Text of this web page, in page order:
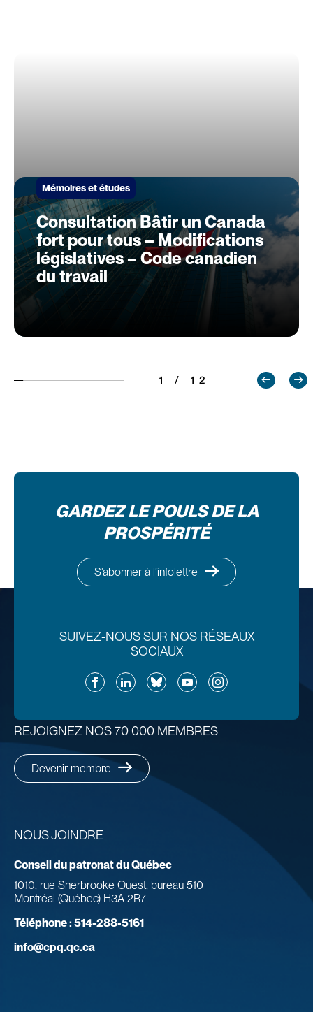
Mémoires et études
Consultation Bâtir un Canada
fort pour tous – Modifications
législatives – Code canadien
du travail
1 / 12
GARDEZ LE POULS DE LA
PROSPÉRITÉ
S’abonner à l’infolettre
SUIVEZ-NOUS SUR NOS RÉSEAUX
SOCIAUX
FacebookLinkedInBlueskyYouTubeInstagram
NOUS JOINDRE
Conseil du patronat du Québec
1010, rue Sherbrooke Ouest, bureau 510
Montréal (Québec) H3A 2R7
Téléphone :514-288-5161
info@cpq.qc.ca
REJOIGNEZ NOS 70 000 MEMBRES
Devenir membre